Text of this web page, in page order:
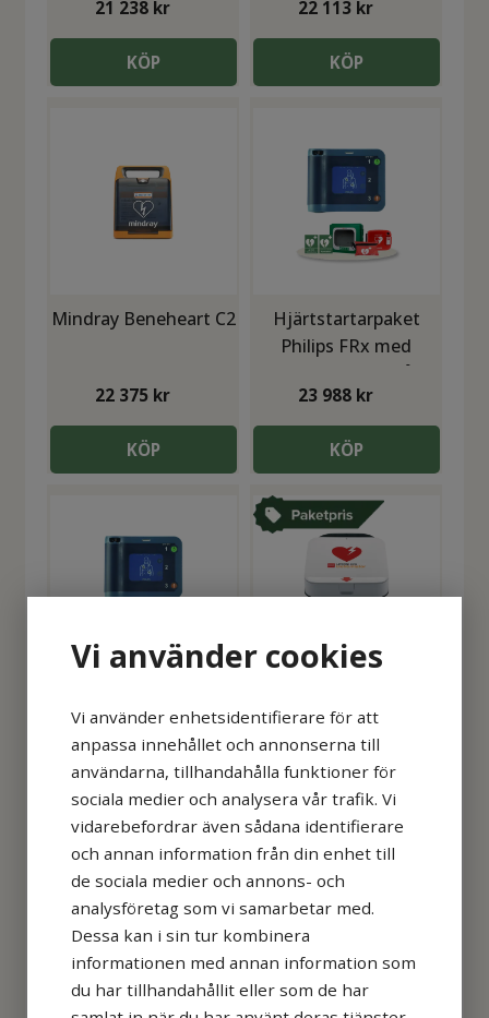
Vi använder cookies
Vi använder enhetsidentifierare för att
anpassa innehållet och annonserna till
användarna, tillhandahålla funktioner för
sociala medier och analysera vår trafik. Vi
vidarebefordrar även sådana identifierare
och annan information från din enhet till
de sociala medier och annons- och
analysföretag som vi samarbetar med.
Dessa kan i sin tur kombinera
informationen med annan information som
du har tillhandahållit eller som de har
21 238 kr
KÖP
22 113 kr
KÖP
Mindray Beneheart C2
22 375 kr
KÖP
Hjärtstartarpaket
Philips FRx med
POLAR värmeskåp
23 988 kr
KÖP
Hjärtstartarpaket
Philips FRx med
Rotaid utomhusskåp
(-20 C)
23 988 kr
KÖP
Hjärtstartarpaket
Lifepak CR2 med
Rotaid inomhusskåp
24 988 kr
KÖP